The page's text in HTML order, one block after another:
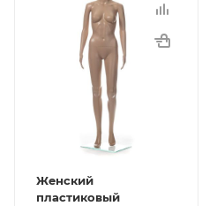
Женский
пластиковый